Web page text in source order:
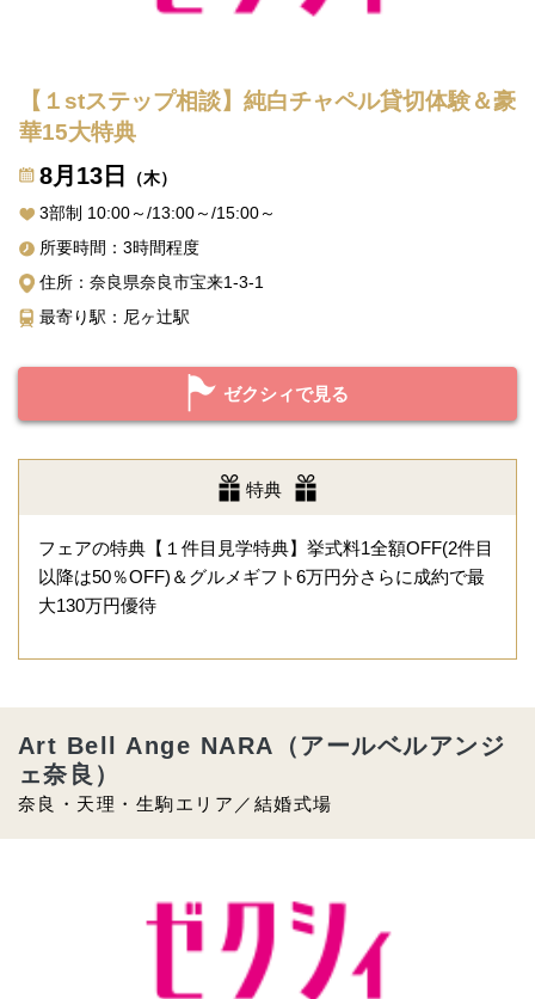
【１stステップ相談】純白チャペル貸切体験＆豪
華15大特典
8月13日
（木）
3部制 10:00～/13:00～/15:00～
所要時間：3時間程度
住所：奈良県奈良市宝来1-3-1
最寄り駅：尼ヶ辻駅
ゼクシィで見る
特典
フェアの特典【１件目見学特典】挙式料1全額OFF(2件目
以降は50％OFF)＆グルメギフト6万円分さらに成約で最
大130万円優待
奈良・天理・生駒エリア／結婚式場
Art Bell Ange NARA（アールベルアンジ
ェ奈良）